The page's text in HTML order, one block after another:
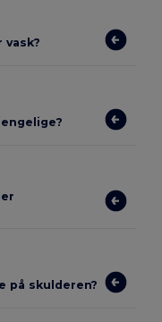
på skulderen?